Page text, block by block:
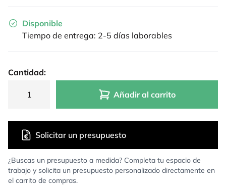
Disponible
Tiempo de entrega: 2-5 días laborables
Cantidad:
Añadir al carrito
¿Buscas un presupuesto a medida? Completa tu espacio de
trabajo y solicita un presupuesto personalizado directamente en
el carrito de compras.
Solicitar un presupuesto